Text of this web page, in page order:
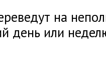
на
день или